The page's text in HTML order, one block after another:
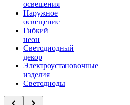
освещения
Наружное
освещение
Гибкий
неон
Светодиодный
декор
Электроустановочные
изделия
Светодиоды